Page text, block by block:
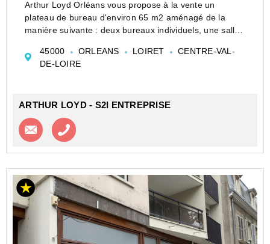
Arthur Loyd Orléans vous propose à la vente un
plateau de bureau d'environ 65 m2 aménagé de la
manière suivante : deux bureaux individuels, une salle
Les bureaux sont situés dans un immeuble récent et
bé...
45000 ORLEANS LOIRET
CENTRE-VAL-
DE-LOIRE
ARTHUR LOYD - S2I ENTREPRISE
Contacter l'agence